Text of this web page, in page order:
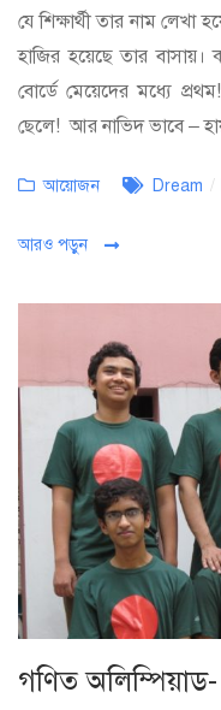
যে শিক্ষার্থী তার নাম লেখা
হাজির হয়েছে তার বাসায়।
বোর্ডে মেয়েদের মধ্যে
ছেলে! আর নাভিদ ভাবে –
Categories
আয়োজন Tags
Dream /
আরও পড়ুন
গণিত অলিম্পিয়াড-